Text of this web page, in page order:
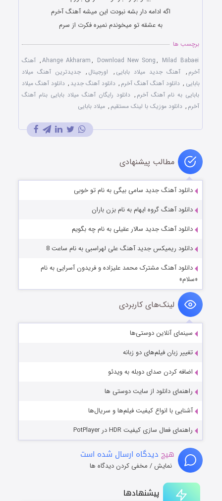
پیشنهادها
اگه ادامه دار بشه نبودت این میشه آهنگ آخرم
به عشقه تو میخوندم نمیره فکرت از سرم
برچسب ها
Ahange Akharam, Download New Song, Milad Babaei
, آهنگ
آخرم , آهنگ جدید میلاد بابایی , اورجینال , جدیدترین آهنگ میلاد
بابایی , دانلود آهنگ آهنگ آخرم , دانلود آهنگ جدید , دانلود آهنگ میلاد
بابایی به نام آهنگ آخرم , دانلود رایگان آهنگ میلاد بابایی بنام آهنگ
آخرم , دانلود موزیک با لینک مستقیم , میلاد بابایی
مطالب پیشنهادی
دانلود آهنگ جدید سامی بیگی به نام تو خوبی
دانلود آهنگ گروه ایهام به نام بزن باران
دانلود آهنگ جدید سالار عقیلی به نام چه بگویم
دانلود ریمیکس جدید آهنگ علی لهراسبی به نام ساعت 8
دانلود آهنگ مشترک محمد علیزاده و فریدون آسرایی به نام
«سلام»
لینک‌های کاربردی
سینمای آنلاین دوستی‌ها
تغییر زبان فیلم‌های دو زبانه
اضافه کردن صدای دوبله به ویدئو
راهنمای دانلود از سایت دوستی ها
آشنایی با انواع کیفیت فیلم‌ها و سریال‌ها
راهنمای فعال سازی کیفیت HDR در PotPlayer
هیچ دیدگاه ارسال شده است
نمایش / مخفی کردن دیدگاه ها